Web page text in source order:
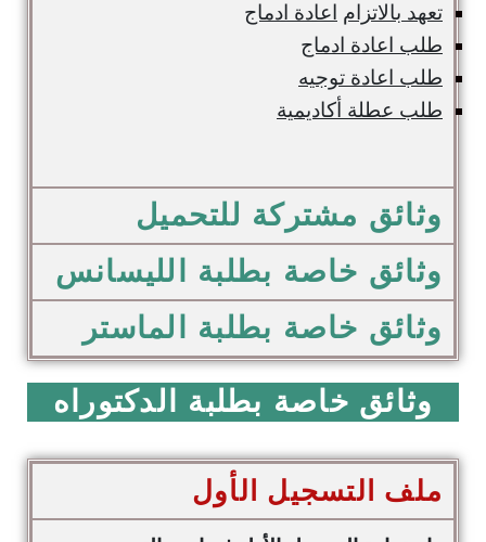
تعهد بالاتزام اعادة ادماج
طلب اعادة ادماج
طلب اعادة توجيه
طلب عطلة أكاديمية
وثائق مشتركة للتحميل
وثائق خاصة بطلبة الليسانس
وثائق خاصة بطلبة الماستر
وثائق خاصة بطلبة الدكتوراه
ملف التسجيل الأول